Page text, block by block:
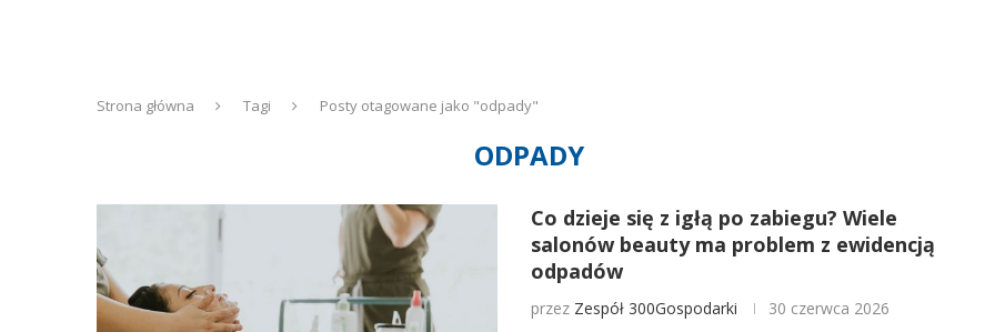
Strona główna Tagi Posty otagowane jako "odpady"
ODPADY
Co dzieje się z igłą po zabiegu? Wiele
salonów beauty ma problem z ewidencją
odpadów
przez Zespół 300Gospodarki 30 czerwca 2026